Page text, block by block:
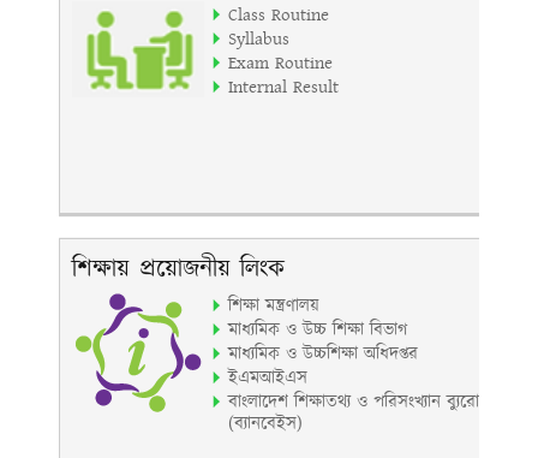
Class Routine
Syllabus
Exam Routine
Internal Result
শিক্ষায় প্রয়োজনীয় লিংক
শিক্ষা মন্ত্রণালয়
মাধ্যমিক ও উচ্চ শিক্ষা বিভাগ
মাধ্যমিক ও উচ্চশিক্ষা অধিদপ্তর
ইএমআইএস
বাংলাদেশ শিক্ষাতথ্য ও পরিসংখ্যান ব্যুরো
(ব্যানবেইস)